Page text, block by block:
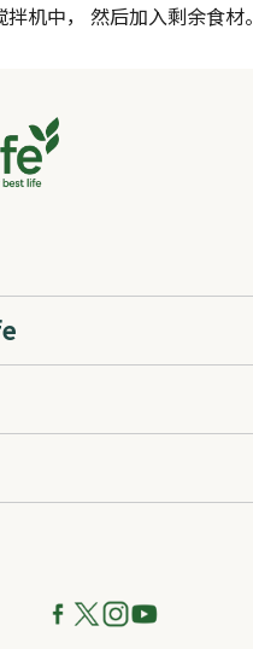
机中， 然后加入剩余食材。